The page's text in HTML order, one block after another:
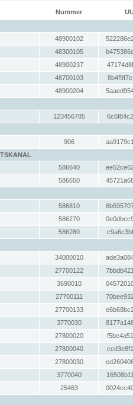
Nummer
48900102
48300105
48900237
48700103
48900204
123456785
906
586640
586650
586810
586270
586280
34000010
27700122
3690010
27700111
27700133
3770030
27800020
27800040
27800030
3770040
25463